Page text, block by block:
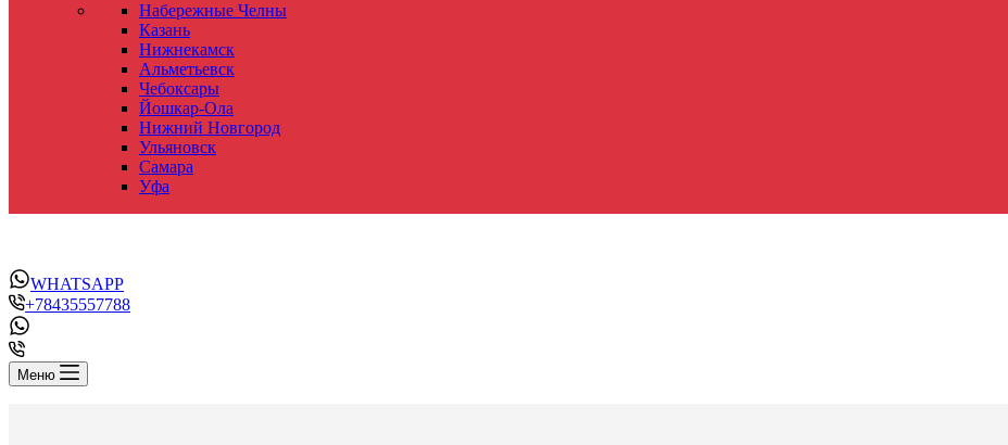
Набережные Челны
Казань
Нижнекамск
Альметьевск
Чебоксары
Йошкар-Ола
Нижний Новгород
Ульяновск
Самара
Уфа
WHATSAPP
+78435557788
Меню